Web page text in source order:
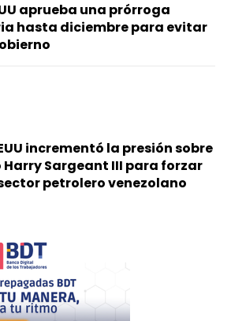
aprueba una prórroga
hasta diciembre para evitar
incrementó la presión sobre
Harry Sargeant III para forzar
petrolero venezolano